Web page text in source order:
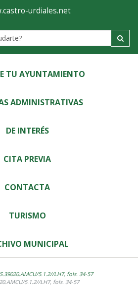
urdiales.net
Label
TU AYUNTAMIENTO
ADMINISTRATIVAS
DE INTERÉS
CITA PREVIA
CONTACTA
TURISMO
MUNICIPAL
5.1.2//LH7, fols. 34-57
5.1.2//LH7, fols. 34-57